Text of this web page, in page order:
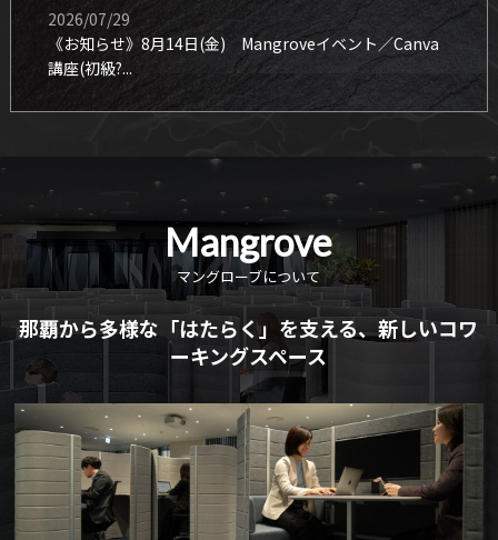
2026/07/29
《お知らせ》8月14日(金) Mangroveイベント／Canva
講座(初級?...
Mangrove
マングローブについて
那覇から多様な「はたらく」を⽀える、新しいコワ
ーキングスペース